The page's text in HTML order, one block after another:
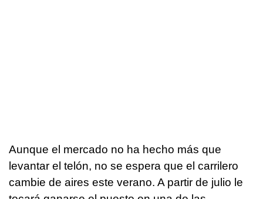
Aunque el mercado no ha hecho más que
levantar el telón, no se espera que el carrilero
cambie de aires este verano. A partir de julio le